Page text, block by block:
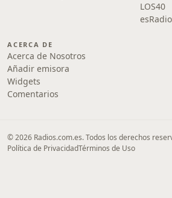
LOS40
esRadio
ACERCA DE
Acerca de Nosotros
Añadir emisora
Widgets
Comentarios
© 2026 Radios.com.es. Todos los derechos
Política de PrivacidadTérminos de Uso